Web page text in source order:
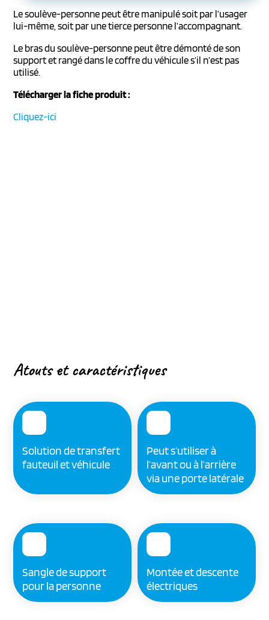
Le soulève-personne peut être manipulé soit par l’usager
lui-même, soit par une tierce personne l’accompagnant.
Le bras du soulève-personne peut être démonté de son
support et rangé dans le coffre du véhicule s’il n’est pas
utilisé.
Télécharger la fiche produit :
Cliquez-ici
Atouts et caractéristiques
Solution de transfert
fauteuil et véhicule
Peut s’utiliser à
l’avant ou à l’arrière
via une porte latérale
Sangle de support
pour la personne
Montée et descente
électriques